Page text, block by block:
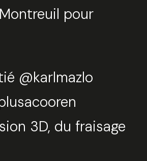
pour
@karlmazlo
3D, du fraisage